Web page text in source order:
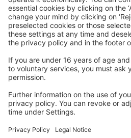
Kabel-Werk GmbH u. Co. KG
Ostermoorstraße 77
26683 Saterland
Telefoon +49 4498 88-0
Fax +49 4498 88-900
info[att]waskoenig.de
Volg ons: